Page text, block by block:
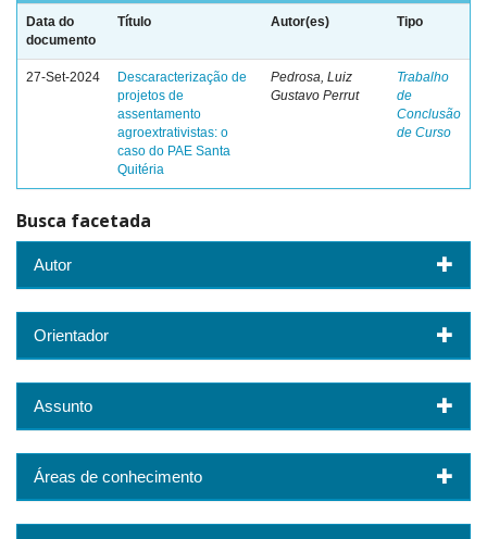
Data do
documento
Título Autor(es) Tipo
27-Set-2024
Descaracterização de
projetos de
assentamento
agroextrativistas: o
caso do PAE Santa
Quitéria
Pedrosa, Luiz
Gustavo Perrut
Trabalho
de
Conclusão
de Curso
Busca facetada
Autor
Orientador
Assunto
Áreas de conhecimento